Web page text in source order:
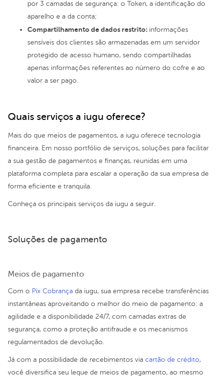
por 3 camadas de segurança: o Token, a identificação do
aparelho e a da conta;
Compartilhamento de dados restrito: informações
sensíveis dos clientes são armazenadas em um servidor
protegido de acesso humano, sendo compartilhadas
apenas informações referentes ao número do cofre e ao
valor a ser pago.
Quais serviços a iugu oferece?
Mais do que meios de pagamentos, a iugu oferece tecnologia
financeira. Em nosso portfólio de serviços, soluções para facilitar
a sua gestão de pagamentos e finanças, reunidas em uma
plataforma completa para escalar a operação da sua empresa de
forma eficiente e tranquila.
Conheça os principais serviços da iugu a seguir.
Soluções de pagamento
Meios de pagamento
Com o Pix Cobrança da iugu, sua empresa recebe transferências
instantâneas aproveitando o melhor do meio de pagamento: a
agilidade e a disponibilidade 24/7, com camadas extras de
segurança, como a proteção antifraude e os mecanismos
regulamentados de devolução.
Já com a possibilidade de recebimentos via cartão de crédito,
você diversifica seu leque de meios de pagamento, ao mesmo